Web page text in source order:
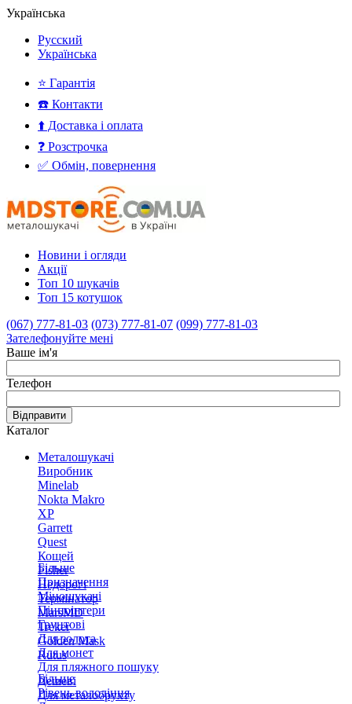
Українська
Русский
Українська
⭐ Гарантія
☎️ Контакти
⬆️ Доставка і оплата
❓ Розстрочка
✅ Обмін, повернення
Новини і огляди
Акції
Топ 10 шукачів
Топ 15 котушок
(067) 777-81-03 (073) 777-81-07 (099) 777-81-03
Зателефонуйте мені
Ваше ім'я
Телефон
Відправити
Каталог
Металошукачі
Виробник
Minelab
Nokta Makro
XP
Garrett
Quest
Кощей
Fisher
Недорогі
Термінатор
MarsMD
Treker
Golden Mask
Rutus
Більше
Призначення
Міношукачі
Пінпоінтери
Грунтові
Для золота
Для монет
Для пляжного пошуку
Дешеві
Для металобрухту
Більше
Рівень володіння